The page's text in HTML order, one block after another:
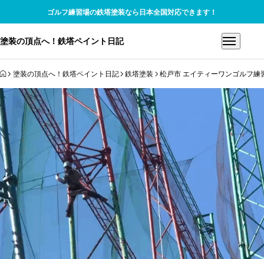
ゴルフ練習場の鉄塔塗装なら日本全国対応できます！
塗装の頂点へ！鉄塔ペイント日記
HOME
塗装の頂点へ！鉄塔ペイント日記 鉄塔塗装 松戸市 エイティーワンゴルフ練